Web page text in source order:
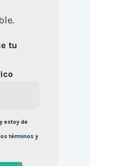
tu
estoy de
términos y